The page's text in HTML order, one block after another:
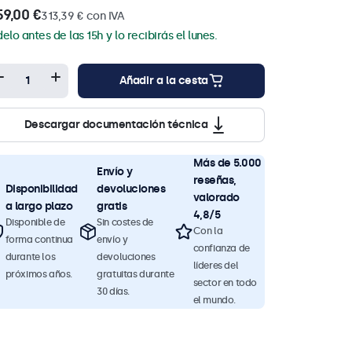
€313,39 € con IVA
antes de las 15h y lo recibirás el lunes.
Añadir a la cesta
Descargar documentación técnica
Disponibilidad
a largo plazo
Disponible de
forma continua
durante los
próximos años.
Envío y
devoluciones
gratis
Sin costes de
envío y
devoluciones
gratuitas durante
30 días.
Más de 5.000
reseñas,
valorado
4,8/5
Con la
confianza de
líderes del
sector en todo
el mundo.